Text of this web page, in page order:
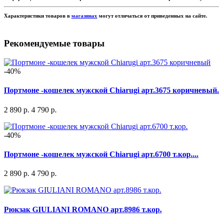
Характеристики товаров в магазинах могут отличаться от приведенных на сайте.
Рекомендуемые товары
-40%
Портмоне -кошелек мужской Chiarugi арт.3675
2 890 р. 4 790 р.
-40%
Портмоне -кошелек мужской Chiarugi арт.6700 т.кор....
2 890 р. 4 790 р.
Рюкзак GIULIANI ROMANO арт.8986 т.кор.